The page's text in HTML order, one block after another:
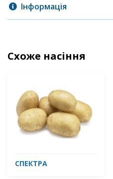
Інформація
Схоже насіння
СПЕКТРА